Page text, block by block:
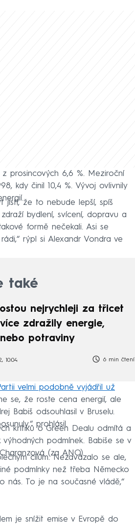
prosincových 6,6 %. Meziroční
kdy činil 10,4 %. Vývoj ovlivnily
jistí, že to nebude lepší, spíš
bydlení, svícení, dopravu a
formě nečekali. Asi se
rýpl si Alexandr Vondra ve
také
nejrychleji za třicet
zdražily energie,
potraviny
10:04 6 min čtení
velmi podobně vyjádřil už
se, že roste cena energií, ale
Babiš odsouhlasil v Bruselu.
prohlásil.
kritiků o Green Dealu odmítá a
podmínek. Babiše se v
(za ANO).
cílům. Nezavázalo se ale,
podmínky než třeba Německo
nás. To je na současné vládě,“
je snížit emise v Evropě do